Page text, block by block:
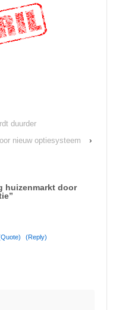
duurder
nieuw optiesysteem
›
huizenmarkt door
”
(Reply)